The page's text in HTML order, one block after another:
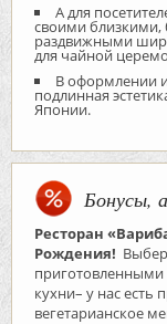
А для
своими близкими,
раздвижными
для чайной
В оформлении
подлинная
Японии.
Бонусы,
Ресторан
Рождения!
приготовленными
кухни– у нас есть
вегетарианское